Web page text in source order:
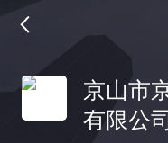
京山市
有限公